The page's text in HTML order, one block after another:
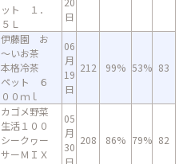
ット １．
５Ｌ
日
伊藤園 お
～いお茶
本格冷茶
ペット ６
００ｍｌ
06
月
19
日
212 99% 53% 83
カゴメ野菜
生活１００
シークヮー
サーＭＩＸ
05
月
30
日
208 86% 79% 82